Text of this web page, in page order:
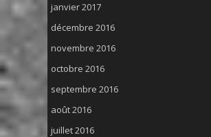
janvier 2017
décembre 2016
novembre 2016
octobre 2016
septembre 2016
août 2016
juillet 2016